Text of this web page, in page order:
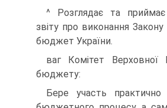
^ Розглядає та
звіту про виконання
бюджет України.
ваг Комітет
бюджету:
Бере участь практично